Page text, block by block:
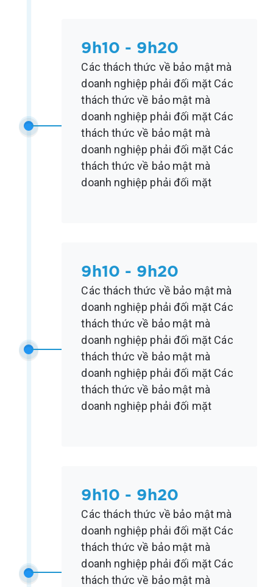
9h10 - 9h20
Các thách thức về bảo mật mà
doanh nghiệp phải đối mặt Các
thách thức về bảo mật mà
doanh nghiệp phải đối mặt Các
thách thức về bảo mật mà
doanh nghiệp phải đối mặt Các
thách thức về bảo mật mà
doanh nghiệp phải đối mặt
9h10 - 9h20
Các thách thức về bảo mật mà
doanh nghiệp phải đối mặt Các
thách thức về bảo mật mà
doanh nghiệp phải đối mặt Các
thách thức về bảo mật mà
doanh nghiệp phải đối mặt Các
thách thức về bảo mật mà
doanh nghiệp phải đối mặt
9h10 - 9h20
Các thách thức về bảo mật mà
doanh nghiệp phải đối mặt Các
thách thức về bảo mật mà
doanh nghiệp phải đối mặt Các
thách thức về bảo mật mà